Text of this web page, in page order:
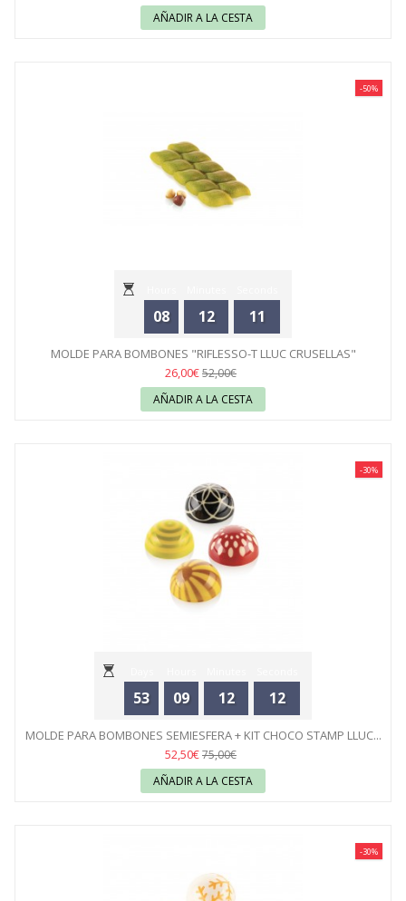
AÑADIR A LA CESTA
08 12 11
-50%
MOLDE PARA BOMBONES "RIFLESSO-T LLUC CRUSELLAS"
SILIKOMART
26,00€52,00€
AÑADIR A LA CESTA
53 09 12 12
-30%
MOLDE PARA BOMBONES SEMIESFERA + KIT CHOCO STAMP LLUC...
52,50€75,00€
AÑADIR A LA CESTA
-30%